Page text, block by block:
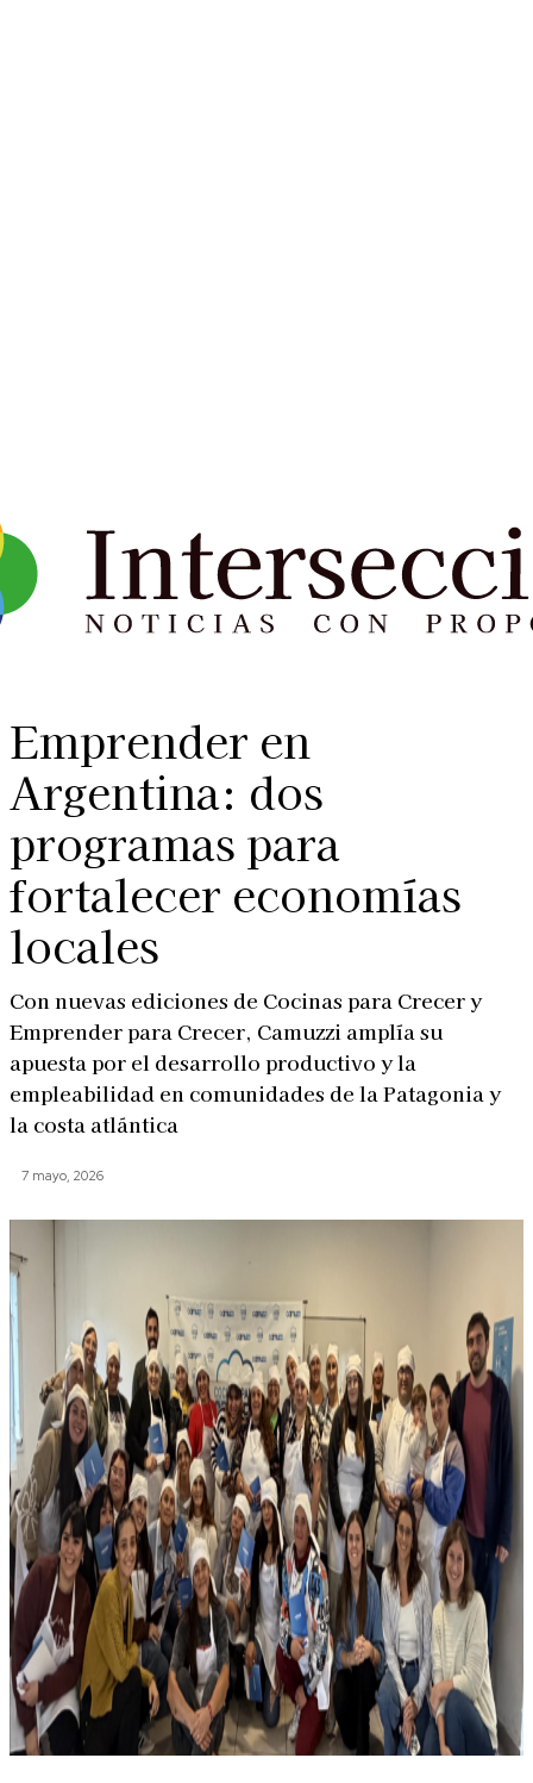
Emprender en
Argentina: dos
programas para
fortalecer economías
locales
Con nuevas ediciones de Cocinas para Crecer y
Emprender para Crecer, Camuzzi amplía su
apuesta por el desarrollo productivo y la
empleabilidad en comunidades de la Patagonia y
la costa atlántica
7 mayo, 2026